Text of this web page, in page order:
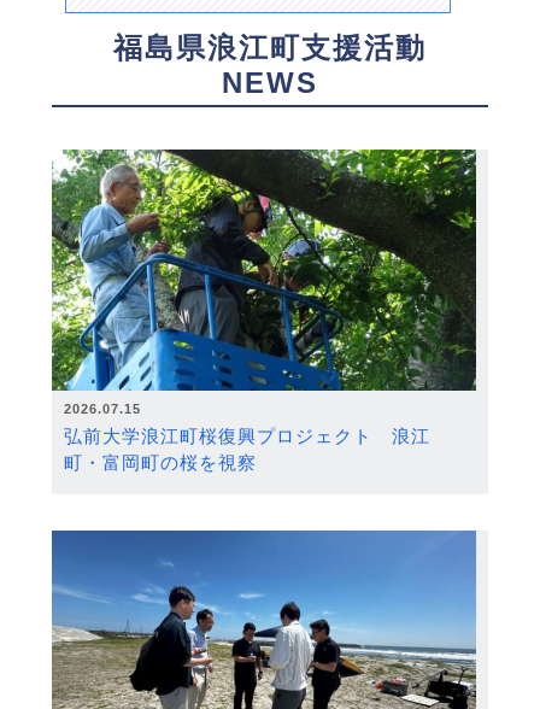
福島県浪江町支援活動
NEWS
2026.07.15
弘前大学浪江町桜復興プロジェクト 浪江
町・富岡町の桜を視察